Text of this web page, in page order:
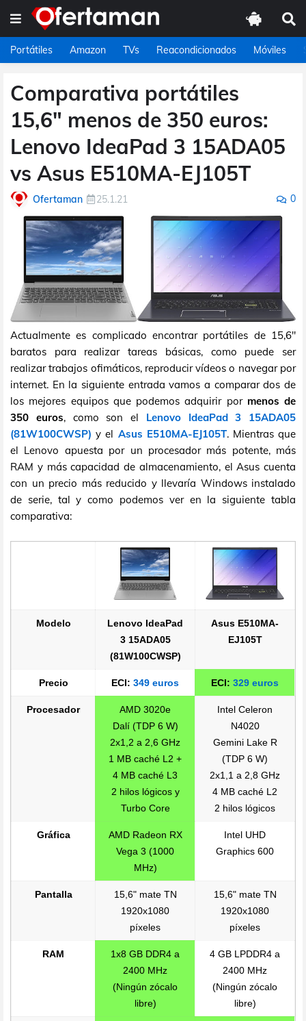
Portátiles Amazon TVs Reacondicionados Móviles
Comparativa portátiles
15,6" menos de 350 euros:
Lenovo IdeaPad 3 15ADA05
vs Asus E510MA-EJ105T
Ofertaman 25.1.21 0
Actualmente es complicado encontrar portátiles de 15,6"
baratos para realizar tareas básicas, como puede ser
realizar trabajos ofimáticos, reproducir vídeos o navegar por
internet. En la siguiente entrada vamos a comparar dos de
los mejores equipos que podemos adquirir por menos de
350 euros, como son el Lenovo IdeaPad 3 15ADA05
(81W100CWSP) y el Asus E510MA-EJ105T. Mientras que
el Lenovo apuesta por un procesador más potente, más
RAM y más capacidad de almacenamiento, el Asus cuenta
con un precio más reducido y llevaría Windows instalado
de serie, tal y como podemos ver en la siguiente tabla
comparativa:
Modelo
Lenovo IdeaPad
3 15ADA05
(81W100CWSP)
Asus E510MA-
EJ105T
Precio ECI: 349 euros ECI: 329 euros
Procesador
AMD 3020e
Dalí (TDP 6 W)
2x1,2 a 2,6 GHz
1 MB caché L2 +
4 MB caché L3
2 hilos lógicos y
Turbo Core
Intel Celeron
N4020
Gemini Lake R
(TDP 6 W)
2x1,1 a 2,8 GHz
4 MB caché L2
2 hilos lógicos
Gráfica
AMD Radeon RX
Vega 3 (1000
MHz)
Intel UHD
Graphics 600
Pantalla
15,6" mate TN
1920x1080
píxeles
15,6" mate TN
1920x1080
píxeles
RAM
1x8 GB DDR4 a
2400 MHz
(Ningún zócalo
libre)
4 GB LPDDR4 a
2400 MHz
(Ningún zócalo
libre)